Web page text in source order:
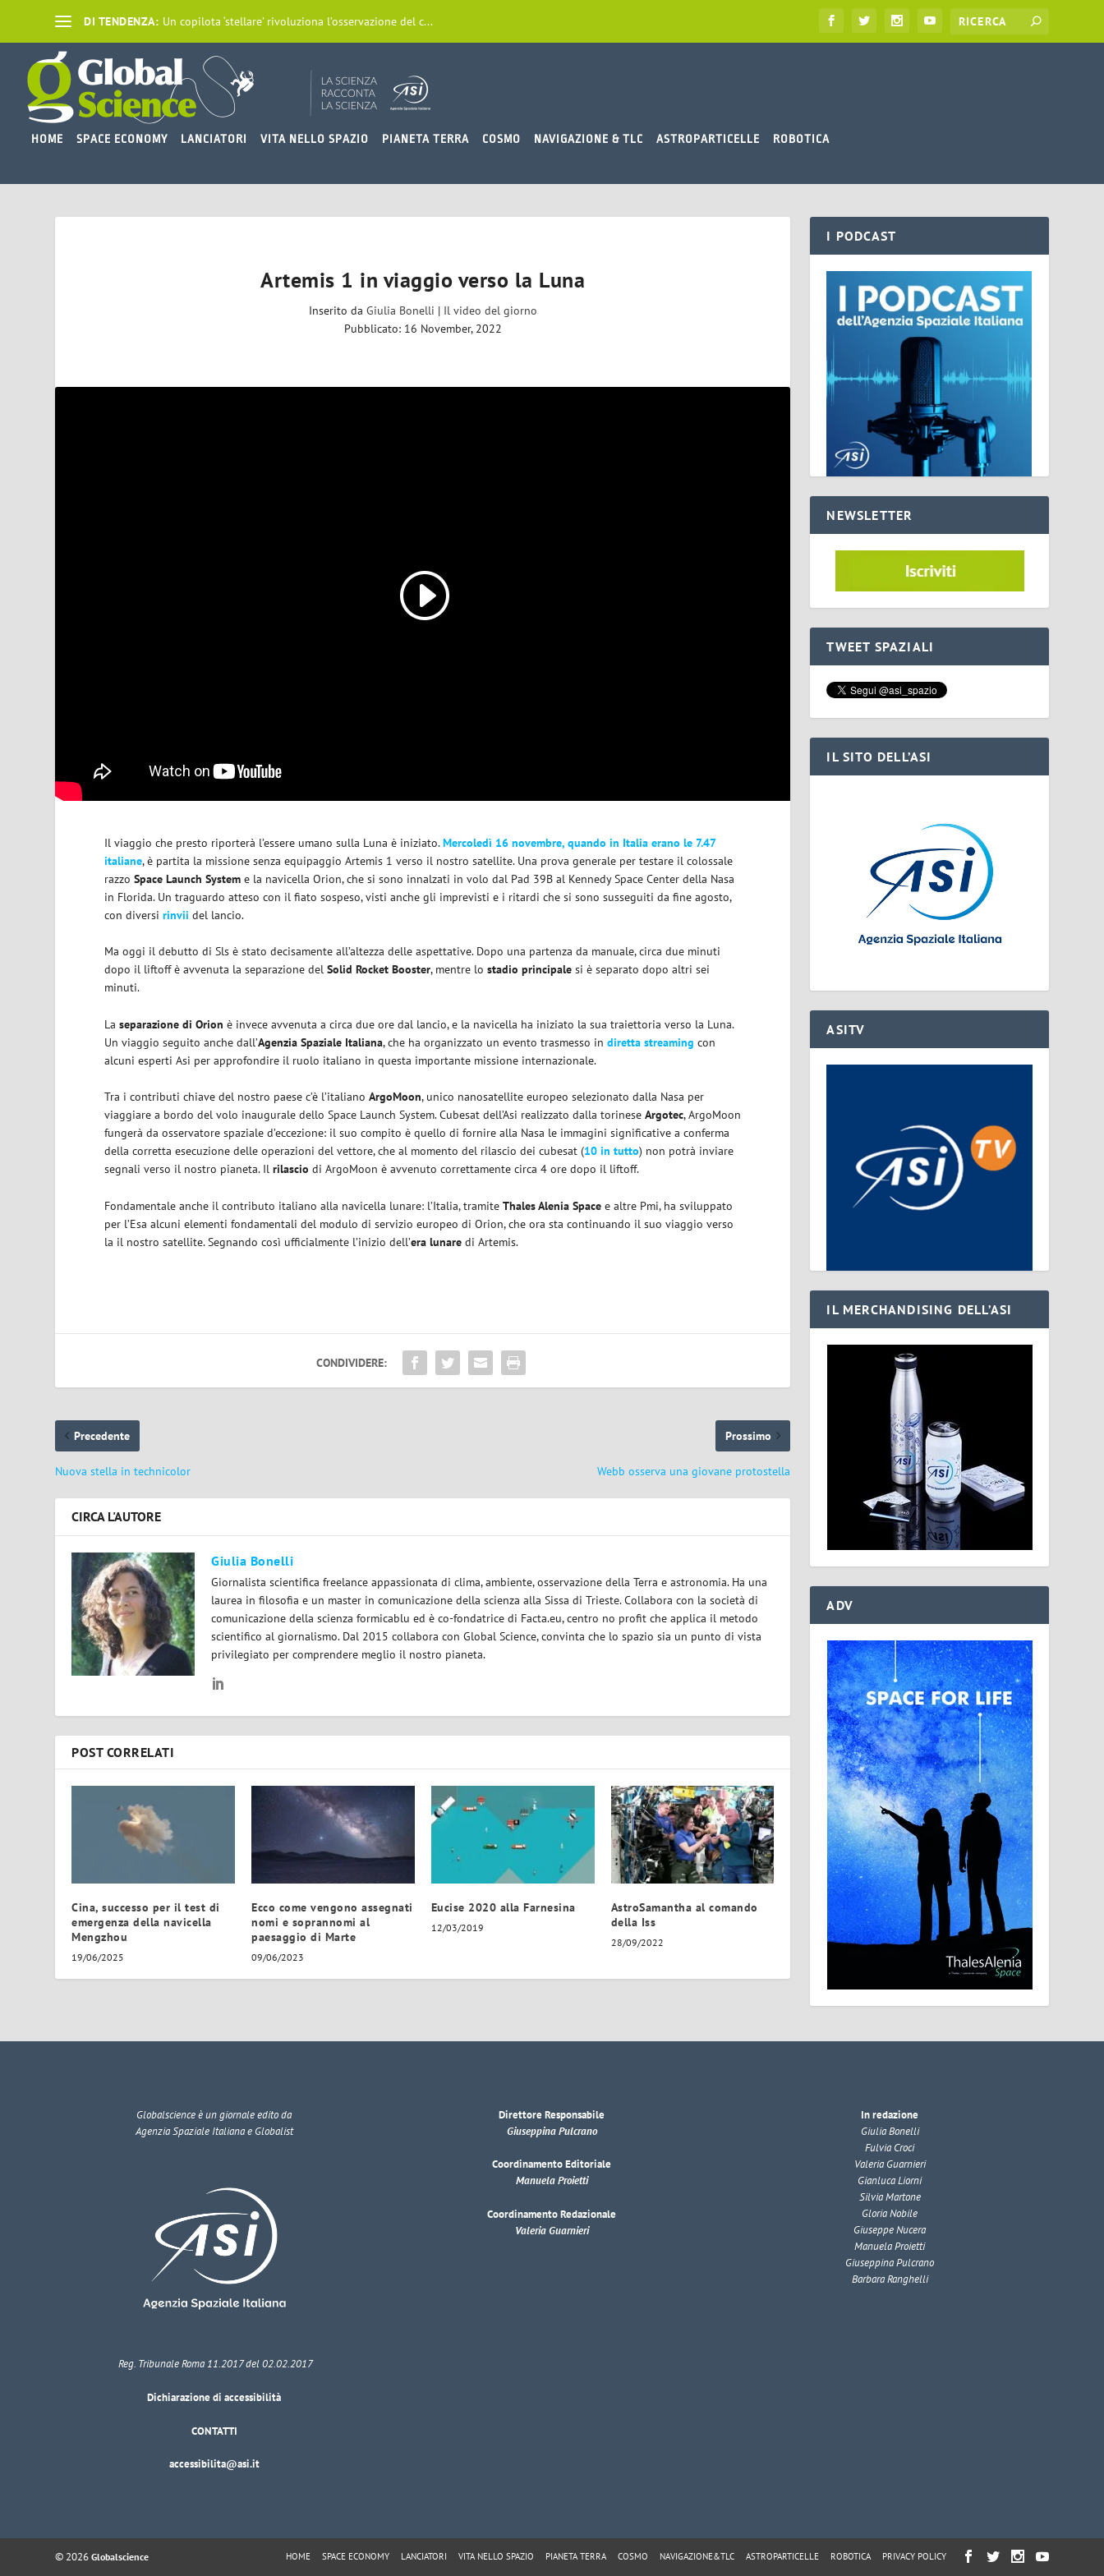
DI TENDENZA: Un copilota ‘stellare’ rivoluziona l’osservazione del c...
HOME SPACE ECONOMY LANCIATORI VITA NELLO SPAZIO PIANETA TERRA COSMO NAVIGAZIONE & TLC ASTROPARTICELLE ROBOTICA
Artemis 1 in viaggio verso la Luna
Inserito da Giulia Bonelli | Il video del giorno
Pubblicato: 16 November, 2022
Il viaggio che presto riporterà l’essere umano sulla Luna è iniziato.Mercoledì 16 novembre, quando in Italia erano le 7.47
italiane, è partita la missione senza equipaggio Artemis 1 verso il nostro satellite. Una prova generale per testare il colossale
razzoSpace Launch System e la navicella Orion, che si sono innalzati in volo dal Pad 39B al Kennedy Space Center della Nasa
in Florida. Un traguardo atteso con il fiato sospeso, visti anche gli imprevisti e i ritardi che si sono susseguiti da fine agosto,
con diversirinvii del lancio.
Ma oggi il debutto di Sls è stato decisamente all’altezza delle aspettative. Dopo una partenza da manuale, circa due minuti
dopo il liftoff è avvenuta la separazione delSolid Rocket Booster, mentre lostadio principale si è separato dopo altri sei
minuti.
Laseparazione di Orion è invece avvenuta a circa due ore dal lancio, e la navicella ha iniziato la sua traiettoria verso la Luna.
Un viaggio seguito anche dall’Agenzia Spaziale Italiana, che ha organizzato un evento trasmesso indiretta streaming con
alcuni esperti Asi per approfondire il ruolo italiano in questa importante missione internazionale.
Tra i contributi chiave del nostro paese c’è l’italianoArgoMoon, unico nanosatellite europeo selezionato dalla Nasa per
viaggiare a bordo del volo inaugurale dello Space Launch System. Cubesat dell’Asi realizzato dalla torineseArgotec, ArgoMoon
fungerà da osservatore spaziale d’eccezione: il suo compito è quello di fornire alla Nasa le immagini significative a conferma
della corretta esecuzione delle operazioni del vettore, che al momento del rilascio dei cubesat (10 in tutto) non potrà inviare
segnali verso il nostro pianeta. Ilrilascio di ArgoMoon è avvenuto correttamente circa 4 ore dopo il liftoff.
Fondamentale anche il contributo italiano alla navicella lunare: l’Italia, tramiteThales Alenia Space e altre Pmi, ha sviluppato
per l’Esa alcuni elementi fondamentali del modulo di servizio europeo di Orion, che ora sta continuando il suo viaggio verso
la il nostro satellite. Segnando così ufficialmente l’inizio dell’era lunare di Artemis.
CONDIVIDERE:
Precedente
Nuova stella in technicolor
Prossimo
Webb osserva una giovane protostella
CIRCA L'AUTORE
Giulia Bonelli
Giornalista scientifica freelance appassionata di clima, ambiente, osservazione della Terra e astronomia. Ha una
laurea in filosofia e un master in comunicazione della scienza alla Sissa di Trieste. Collabora con la società di
comunicazione della scienza formicablu ed è co-fondatrice di Facta.eu, centro no profit che applica il metodo
scientifico al giornalismo. Dal 2015 collabora con Global Science, convinta che lo spazio sia un punto di vista
privilegiato per comprendere meglio il nostro pianeta.
POST CORRELATI
Cina, successo per il test di
emergenza della navicella
Mengzhou
19/06/2025
Ecco come vengono assegnati
nomi e soprannomi al
paesaggio di Marte
09/06/2023
Eucise 2020 alla Farnesina
12/03/2019
AstroSamantha al comando
della Iss
28/09/2022
I PODCAST
NEWSLETTER
TWEET SPAZIALI
IL SITO DELL’ASI
ASITV
IL MERCHANDISING DELL’ASI
ADV
Globalscienceè un giornale edito da
Agenzia Spaziale Italiana e Globalist
Reg. Tribunale Roma 11.2017 del 02.02.2017
Dichiarazione di accessibilità
CONTATTI
accessibilita@asi.it
Direttore Responsabile
Giuseppina Pulcrano
Coordinamento Editoriale
Manuela Proietti
Coordinamento Redazionale
Valeria Guarnieri
In redazione
Giulia Bonelli
Fulvia Croci
Valeria Guarnieri
Gianluca Liorni
Silvia Martone
Gloria Nobile
Giuseppe Nucera
Manuela Proietti
Giuseppina Pulcrano
Barbara Ranghelli
© 2026Globalscience HOME SPACE ECONOMY LANCIATORI VITA NELLO SPAZIO PIANETA TERRA COSMO NAVIGAZIONE&TLC ASTROPARTICELLE ROBOTICA PRIVACY POLICY